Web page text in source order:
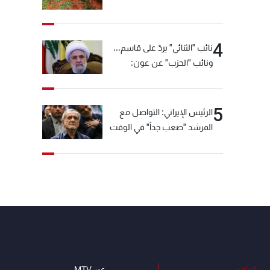
4نائب "الثنائي" يردّ على قاسم...
ونائب "الحزب" عن عون:
5الرئيس الإيراني: التواصل مع
المرشد "صعب جداً" في الوقت